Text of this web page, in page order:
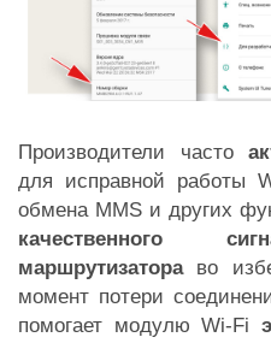
Производители часто
для исправной работы
обмена MMS и других
качественного
маршрутизатораво
момент потери
помогает модулю Wi-Fi